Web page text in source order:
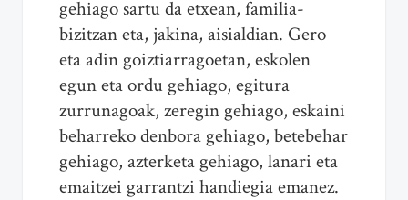
gehiago sartu da etxean, familia-
bizitzan eta, jakina, aisialdian. Gero
eta adin goiztiarragoetan, eskolen
egun eta ordu gehiago, egitura
zurrunagoak, zeregin gehiago, eskaini
beharreko denbora gehiago, betebehar
gehiago, azterketa gehiago, lanari eta
emaitzei garrantzi handiegia emanez.